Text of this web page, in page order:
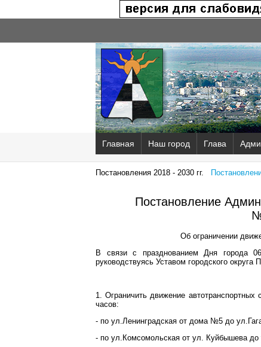
Главная Наш город Глава
Постановления 2018 - 2030 гг.
Постановление
Об ограничении
В связи с празднованием Дня города
руководствуясь Уставом городского округа
1. Ограничить движение
часов:
- по ул.Ленинградская от дома №5 до
- по ул.Комсомольская от ул. Куйбышева до